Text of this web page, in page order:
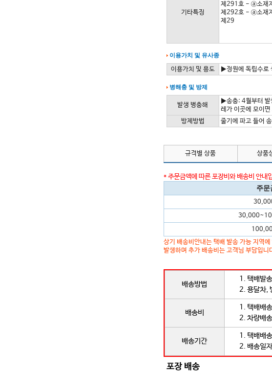
기타특징
제291호 - ⓐ소재
제292호 - ⓐ소재
제29
이용가치 및 유사종
이용가치 및 용도 ▶정원에 독립수로
병해충 및 방제
발생 병충해
▶송충: 4월부터 발
레가 이곳에 모이
방제방법
줄기에 파고 들어
규격별 상품 상품
* 주문금액에 따른 포장비와 배송비 안내
주문
상기 배송비안내는 택배 발송 가능 지역
발생하며 추가 배송비는 고객님 부담입니
배송방법
1. 택배발
2. 용달차,
배송비
1. 택배배
2. 차량배
배송기간
1. 택배배
2. 배송일